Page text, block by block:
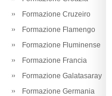
Formazione Cruzeiro
Formazione Flamengo
Formazione Fluminense
Formazione Francia
Formazione Galatasaray
Formazione Germania